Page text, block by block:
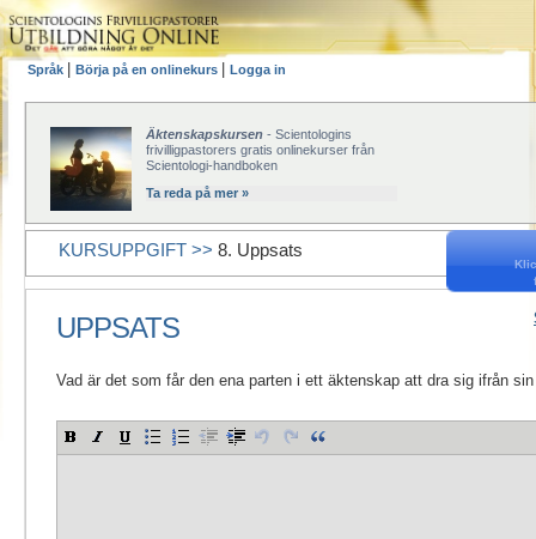
Språk Börja på en onlinekurs Logga in
Äktenskapskursen - Scientologins
frivilligpastorers gratis onlinekurser från
Scientologi-handboken
Ta reda på mer »
KURSUPPGIFT >> 8. Uppsats
UPPSATS
Vad är det som får den ena parten i ett äktenskap att dra sig ifrån